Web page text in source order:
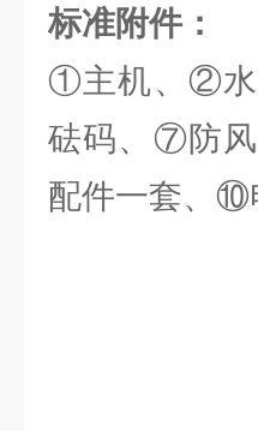
标准附件：
①主机、②
砝码、⑦防
配件一套、⑩